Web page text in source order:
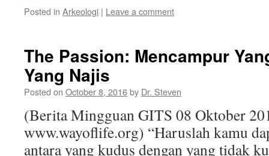
Posted in Arkeologi | Leave a comment
The Passion: Mencampur
Yang Najis
Posted on October 8, 2016by Dr. Steven
(Berita Mingguan GITS 08 Oktober
www.wayoflife.org) “Haruslah kamu
antara yang kudus dengan yang tidak